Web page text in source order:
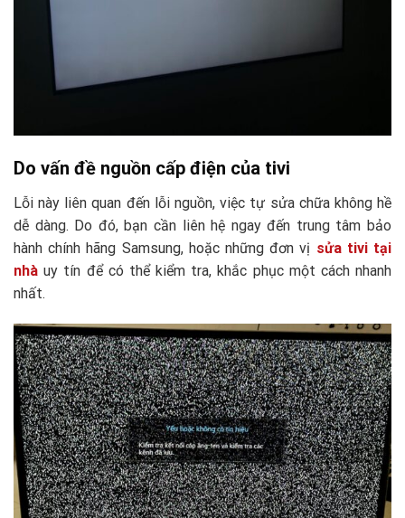
Do vấn đề nguồn cấp điện của tivi
Lỗi này liên quan đến lỗi nguồn, việc tự sửa chữa không hề
dễ dàng. Do đó, bạn cần liên hệ ngay đến trung tâm bảo
hành chính hãng Samsung, hoặc những đơn vị sửa tivi tại
nhà uy tín để có thể kiểm tra, khắc phục một cách nhanh
nhất.